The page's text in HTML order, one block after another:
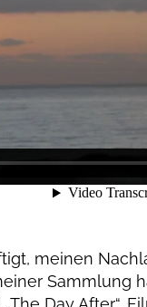
meinen
Sammlung